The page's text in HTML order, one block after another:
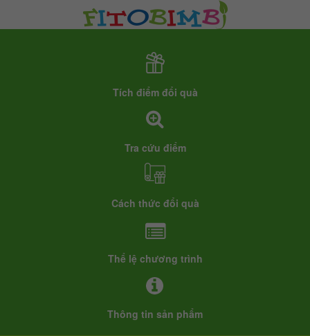
Tích điểm đổi quà
Tra cứu điểm
Cách thức đổi quà
Thể lệ chương trình
Thông tin sản phẩm